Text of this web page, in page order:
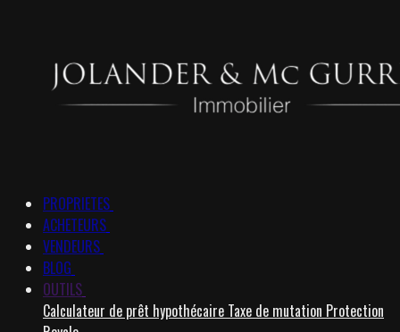
PROPRIETES
ACHETEURS
VENDEURS
BLOG
OUTILS
Calculateur de prêt hypothécaire Taxe de mutation Protection